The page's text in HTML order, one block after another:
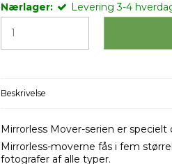
Nærlager:
Levering 3-4
Beskrivelse
Mirrorless Mover-serien er
Mirrorless-moverne fås i fem
fotografer af alle typer.